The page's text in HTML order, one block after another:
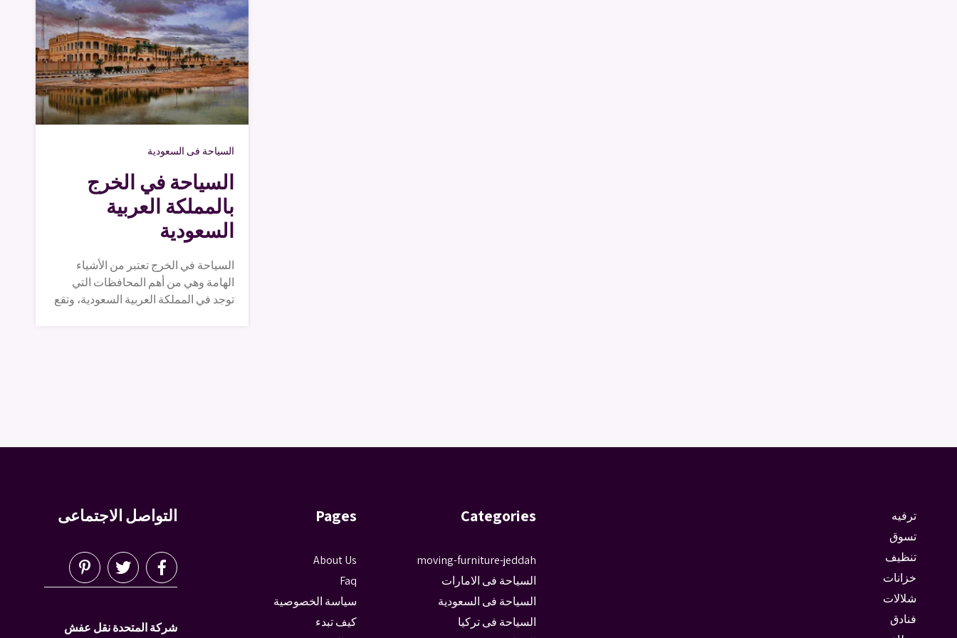
السياحة فى السعودية
السياحة في الخرج
بالمملكة العربية
السعودية
السياحة في الخرج تعتبر من الأشياء
الهامة وهي من أهم المحافظات التي
توجد في المملكة العربية السعودية، وتقع
ترفيه
تسوق
تنظيف
خزانات
شلالات
فنادق
Categories
moving-furniture-jeddah
السياحة فى الامارات
السياحة فى السعودية
السياحة فى تركيا
Pages
About Us
Faq
سياسة الخصوصية
كيف تبدء
التواصل الاجتماعى
شركة المتحدة نقل عفش